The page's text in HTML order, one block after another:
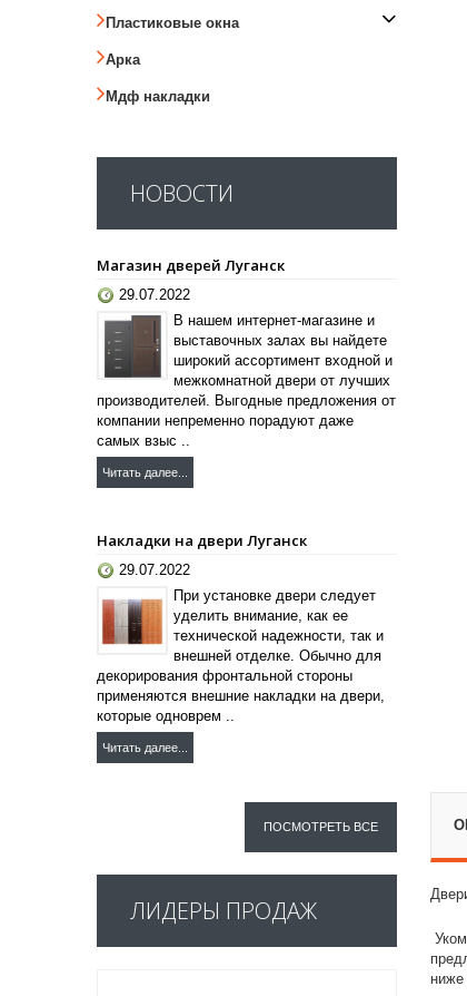
Пластиковые окна
Арка
Мдф накладки
НОВОСТИ
Магазин дверей Луганск
29.07.2022
В нашем интернет-магазине и
выставочных залах вы найдете
широкий ассортимент входной и
межкомнатной двери от лучших
производителей. Выгодные предложения от
компании непременно порадуют даже
самых взыс ..
Читать далее...
Накладки на двери Луганск
29.07.2022
При установке двери следует
уделить внимание, как ее
технической надежности, так и
внешней отделке. Обычно для
декорирования фронтальной стороны
применяются внешние накладки на двери,
которые одноврем ..
Читать далее...
ПОСМОТРЕТЬ ВСЕ
ЛИДЕРЫ ПРОДАЖ
ниже